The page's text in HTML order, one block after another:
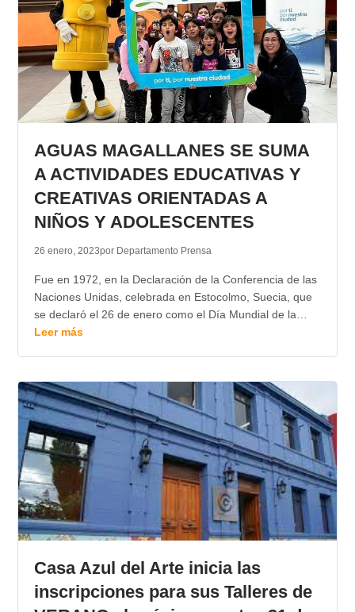
AGUAS MAGALLANES SE SUMA
A ACTIVIDADES EDUCATIVAS Y
CREATIVAS ORIENTADAS A
NIÑOS Y ADOLESCENTES
26 enero, 2023por Departamento Prensa
Fue en 1972, en la Declaración de la Conferencia de las
Naciones Unidas, celebrada en Estocolmo, Suecia, que
se declaró el 26 de enero como el Día Mundial de la…
Leer más
Casa Azul del Arte inicia las
inscripciones para sus Talleres de